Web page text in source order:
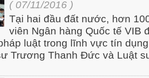
( 07/11/2016 )
Tại hai đầu đất nước, hơn
viên Ngân hàng Quốc tế VIB
luật trong lĩnh vực tín
Trương Thanh Đức và Luật